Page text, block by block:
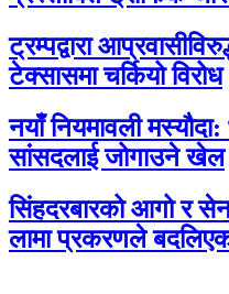
ट्रम्पद्वारा
टेक्सासमा चर्कियो विरोध
नयाँ नियमावली मस्यौदा:
सांसदलाई जोगाउने खेल
सिंहदरबारको आगो र
लामा प्रकरणले